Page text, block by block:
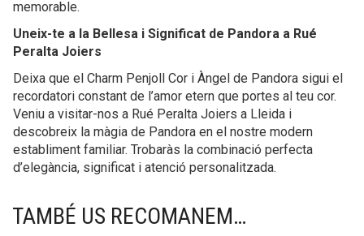
memorable.
Uneix-te a la Bellesa i Significat de Pandora a Rué
Peralta Joiers
Deixa que el Charm Penjoll Cor i Àngel de Pandora sigui el
recordatori constant de l’amor etern que portes al teu cor.
Veniu a visitar-nos a Rué Peralta Joiers a Lleida i
descobreix la màgia de Pandora en el nostre modern
establiment familiar. Trobaràs la combinació perfecta
d’elegància, significat i atenció personalitzada.
TAMBÉ US RECOMANEM…